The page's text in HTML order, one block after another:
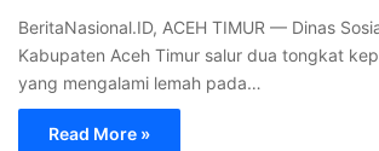
BeritaNasional.ID, ACEH TIMUR — Dinas
Kabupaten Aceh Timur salur dua tongkat
yang mengalami lemah pada…
Read More »